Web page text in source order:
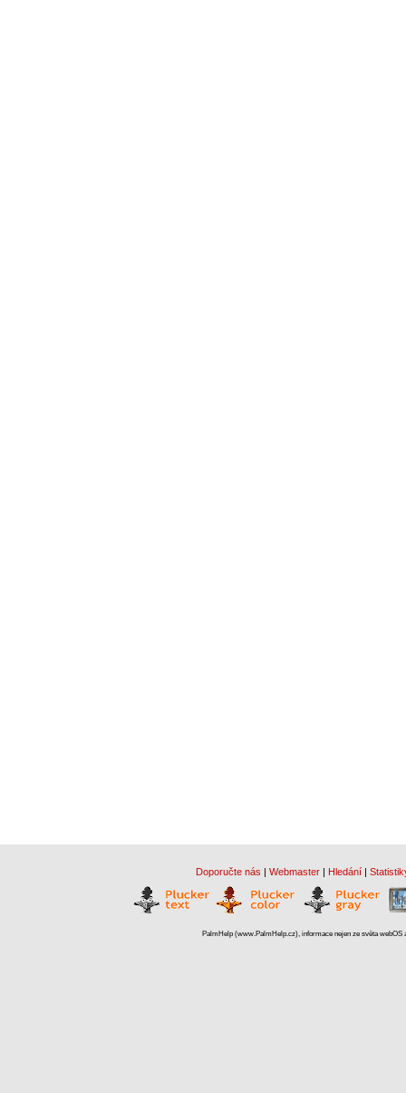
Doporučte nás | Webmaster | Hledání |
PalmHelp (www.PalmHelp.cz), informace nejen ze světa